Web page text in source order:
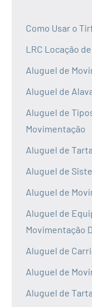
Como Usar o
LRC Locação
Aluguel de
Aluguel de
Aluguel de
Movimentação
Aluguel de
Aluguel de
Aluguel de
Aluguel de
Movimentação
Aluguel de
Aluguel de
Aluguel de